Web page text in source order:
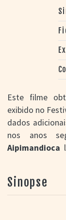
Este filme
exibido no
dados
nos anos
Aipimandioca
época da
em
diretores,
continuidade
Sinopse